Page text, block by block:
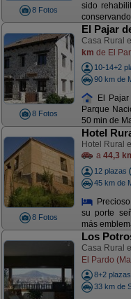
8 Fotos
sido
8 Fotos
El Pajar
Casa Rural
km de El
10-14+2
90 km de
El
Parque
50 min de
8 Fotos
Hotel
Hotel Rural
a 44,3
12 plazas
45 km de
su porte
más
Los
Casa Rural
El Pardo
8+2 plazas
33 km de